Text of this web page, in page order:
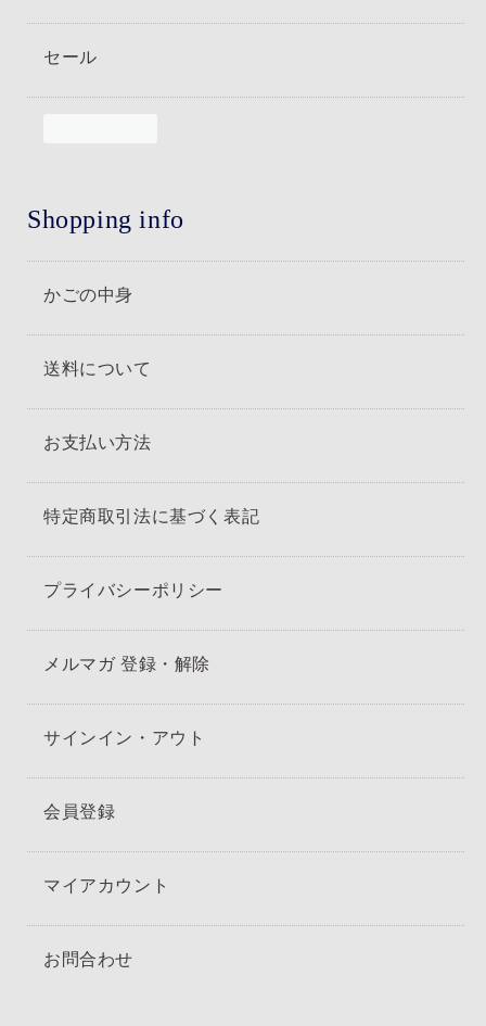
セール
Shopping info
かごの中身
送料について
お支払い方法
特定商取引法に基づく表記
プライバシーポリシー
メルマガ 登録・解除
サインイン・アウト
会員登録
マイアカウント
お問合わせ